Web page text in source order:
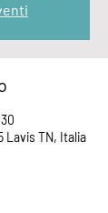
Lavis TN, Italia